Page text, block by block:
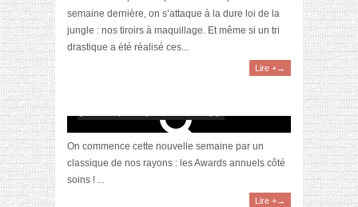
semaine dernière, on s’attaque à la dure loi de la
jungle : nos tiroirs à maquillage. Et même si un tri
drastique a été réalisé ces...
Lire +→
On commence cette nouvelle semaine par un
classique de nos rayons : les Awards annuels côté
soins ! ...
Lire +→